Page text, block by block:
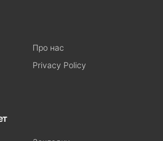
Про нас
Privacy Policy